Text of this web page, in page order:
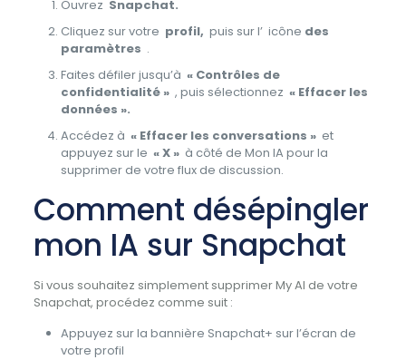
Ouvrez Snapchat.
Cliquez sur votre profil, puis sur l’ icône des
paramètres .
Faites défiler jusqu’à « Contrôles de
confidentialité », puis sélectionnez « Effacer les
données ».
Accédez à « Effacer les conversations »et
appuyez sur le « X »à côté de Mon IA pour la
supprimer de votre flux de discussion.
Comment désépingler
mon IA sur Snapchat
Si vous souhaitez simplement supprimer My AI de votre
Snapchat, procédez comme suit :
Appuyez sur la bannière Snapchat+ sur l’écran de
votre profil